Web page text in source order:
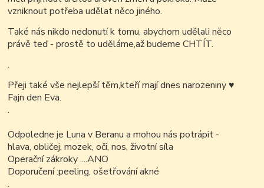
vzniknout potřeba udělat něco jiného.
Také nás nikdo nedonutí k tomu, abychom udělali něco
právě teď - prostě to uděláme,až budeme CHTÍT.
.
Přeji také vše nejlepší těm,kteří mají dnes narozeniny♥
Fajn den Eva.
.
Odpoledne je Luna v Beranu a mohou nás potrápit -
hlava, obličej, mozek, oči, nos, životní síla
Operační zákroky ....ANO
Doporučení :peeling, ošetřování akné
.